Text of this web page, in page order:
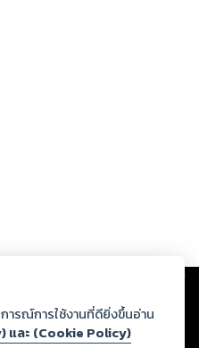
ต์และปรากฏว่าละเมิดสิทธิใน
กฎหมายและศีลธรรม ดังนั้น ผู้อ่าน
งด้วยตนเอง และหากท่านพบว่าส่วน
ารณ์การใช้งานที่ดียิ่งขึ้นอ่าน
และ (Cookie Policy)